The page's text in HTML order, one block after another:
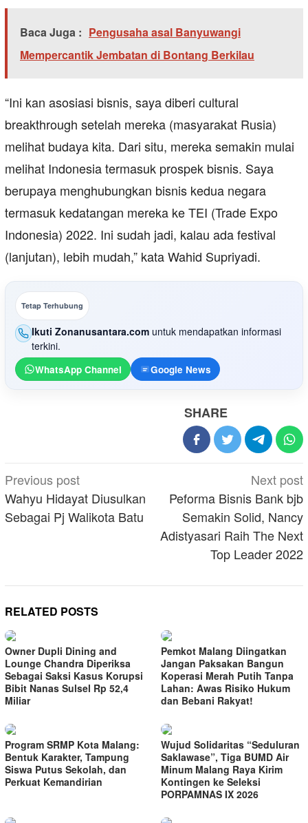
Baca Juga : Pengusaha asal Banyuwangi
Mempercantik Jembatan di Bontang Berkilau
“Ini kan asosiasi bisnis, saya diberi cultural
breakthrough setelah mereka (masyarakat Rusia)
melihat budaya kita. Dari situ, mereka semakin mulai
melihat Indonesia termasuk prospek bisnis. Saya
berupaya menghubungkan bisnis kedua negara
termasuk kedatangan mereka ke TEI (Trade Expo
Indonesia) 2022. Ini sudah jadi, kalau ada festival
(lanjutan), lebih mudah,” kata Wahid Supriyadi.
Tetap Terhubung
Ikuti Zonanusantara.com untuk mendapatkan informasi
terkini.
WhatsApp Channel Google News
SHARE
Post
navigation
Previous post
Wahyu Hidayat Diusulkan
Sebagai Pj Walikota Batu
Next post
Peforma Bisnis Bank bjb
Semakin Solid, Nancy
Adistyasari Raih The Next
Top Leader 2022
RELATED POSTS
Owner Dupli Dining and
Lounge Chandra Diperiksa
Sebagai Saksi Kasus Korupsi
Bibit Nanas Sulsel Rp 52,4
Miliar
Pemkot Malang Diingatkan
Jangan Paksakan Bangun
Koperasi Merah Putih Tanpa
Lahan: Awas Risiko Hukum
dan Bebani Rakyat!
Program SRMP Kota Malang:
Bentuk Karakter, Tampung
Siswa Putus Sekolah, dan
Perkuat Kemandirian
Wujud Solidaritas “Seduluran
Saklawase”, Tiga BUMD Air
Minum Malang Raya Kirim
Kontingen ke Seleksi
PORPAMNAS IX 2026